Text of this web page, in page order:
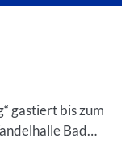
gastiert bis zum
Bad…